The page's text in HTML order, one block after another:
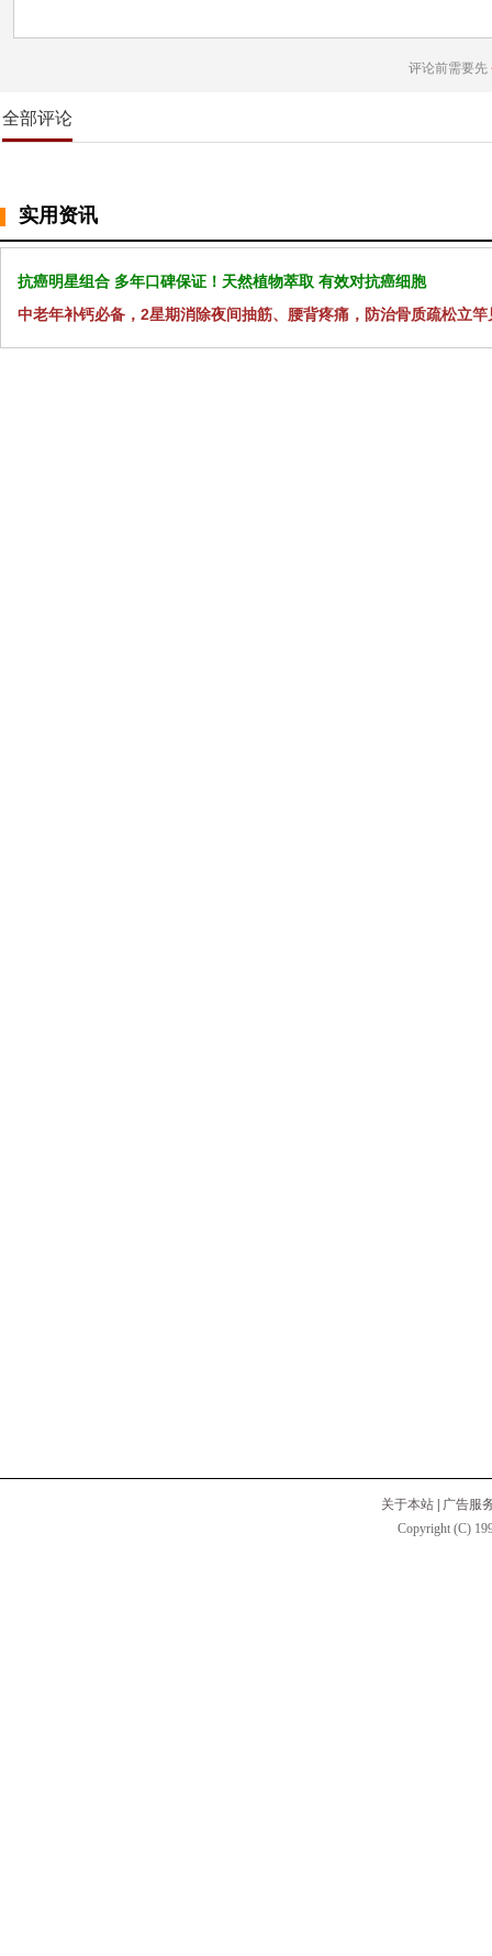
评论前需要先
全部评论
实用资讯
抗癌明星组合 多年口碑保证！天然植物萃取 有效对抗癌细胞
中老年补钙必备，2星期消除夜间抽筋、腰背疼痛，防治骨质疏松立竿
关于本站
广告服
Copyright (C)